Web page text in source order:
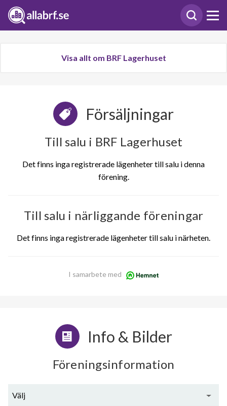
Visa allt om BRF Lagerhuset
Försäljningar
Till salu i BRF Lagerhuset
Det finns inga registrerade lägenheter till salu i denna
förening.
Till salu i närliggande föreningar
Det finns inga registrerade lägenheter till salu i närheten.
I samarbete med
Info & Bilder
Föreningsinformation
Välj